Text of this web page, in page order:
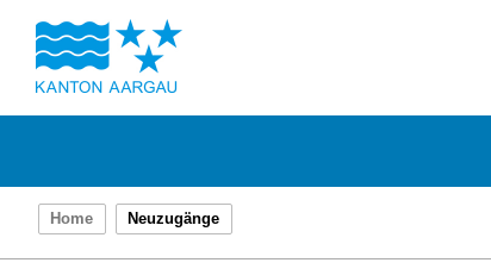
Home Neuzugänge